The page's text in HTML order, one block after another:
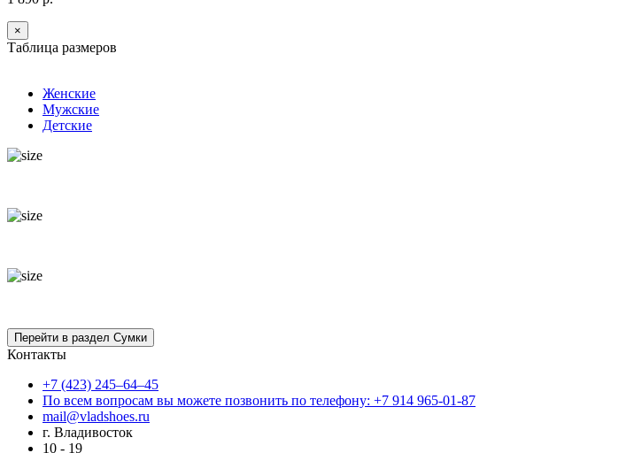
×
Таблица размеров
Женские
Мужские
Детские
Контакты
+7 (423) 245–64–45
По всем вопросам вы можете позвонить по телефону: +7 914 965-01-87
mail@vladshoes.ru
г. Владивосток
10 - 19